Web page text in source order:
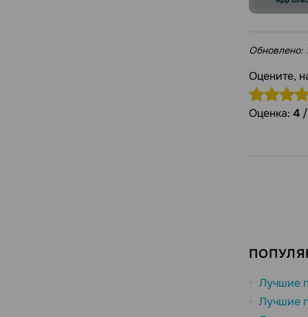
Обновлено:
Оцените,
Оценка: 4 /
Лучшие
Лучшие